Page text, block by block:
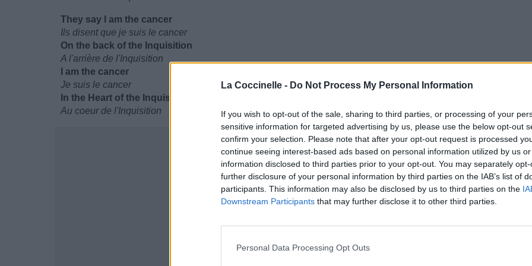
La Coccinelle - Do Not Process My Personal Information
If you wish to opt-out of the sale, sharing to third parties, or processing of your
sensitive information for targeted advertising by us, please use the below opt-out
confirm your selection. Please note that after your opt-out request is processed
continue seeing interest-based ads based on personal information utilized by us
information disclosed to third parties prior to your opt-out. You may separately
further disclosure of your personal information by third parties on the IAB’s list of
participants. This information may also be disclosed by us to third parties on the
Downstream Participants that may further disclose it to other third parties.
Personal Data Processing Opt Outs
They say I am the cancer
Ils disent que je suis le cancer
On the back of the Inquisition
A l'arrière de l'Inquisition
I am the cancer
Je suis le cancer
In the Heart of the Inquisition
Au coeur de l'Inquisition